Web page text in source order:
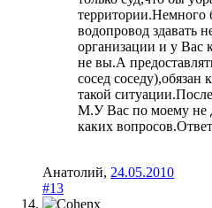
территории.Немного
водопровод здавать
организации и у Вас
не вы.А
сосед соседу),обязан
такой
М.У Вас по моему не
каких
Анатолий, 24.05.2010
#13